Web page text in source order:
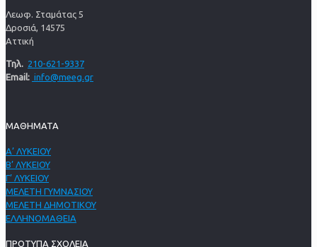
Λεωφ. Σταμάτας 5
Δροσιά, 14575
Αττική
Τηλ. 210-621-9337
Email: info@meeg.gr
ΜΑΘΗΜΑΤΑ
Α’ ΛΥΚΕΙΟΥ
Β’ ΛΥΚΕΙΟΥ
Γ’ ΛΥΚΕΙΟΥ
ΜΕΛΕΤΗ ΓΥΜΝΑΣΙΟΥ
ΜΕΛΕΤΗ ΔΗΜΟΤΙΚΟΥ
ΕΛΛΗΝΟΜΑΘΕΙΑ
ΠΡΟΤΥΠΑ ΣΧΟΛΕΙΑ